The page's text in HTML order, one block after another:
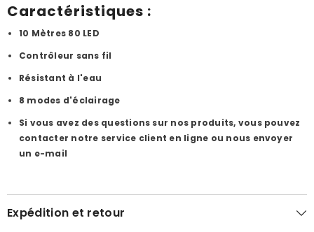
Caractéristiques :
10 Mètres 80 LED
Contrôleur sans fil
Résistant à l'eau
8 modes d'éclairage
Si vous avez des questions sur nos produits, vous pouvez
contacter notre service client en ligne ou nous envoyer
un e-mail
Expédition et retour